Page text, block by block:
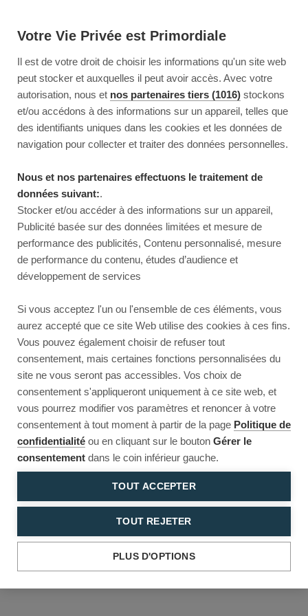
Votre Vie Privée est Primordiale
Il est de votre droit de choisir les informations qu'un site web
peut stocker et auxquelles il peut avoir accès. Avec votre
autorisation, nous et nos partenaires tiers (1016) stockons
et/ou accédons à des informations sur un appareil, telles que
des identifiants uniques dans les cookies et les données de
navigation pour collecter et traiter des données personnelles.
Nous et nos partenaires effectuons le traitement de
données suivant:.
Stocker et/ou accéder à des informations sur un appareil,
Publicité basée sur des données limitées et mesure de
performance des publicités, Contenu personnalisé, mesure
de performance du contenu, études d’audience et
développement de services
Si vous acceptez l'un ou l'ensemble de ces éléments, vous
aurez accepté que ce site Web utilise des cookies à ces fins.
Vous pouvez également choisir de refuser tout
consentement, mais certaines fonctions personnalisées du
site ne vous seront pas accessibles. Vos choix de
consentement s'appliqueront uniquement à ce site web, et
vous pourrez modifier vos paramètres et renoncer à votre
consentement à tout moment à partir de la page Politique de
confidentialité ou en cliquant sur le bouton Gérer le
consentement dans le coin inférieur gauche.
TOUT ACCEPTER
TOUT REJETER
PLUS D'OPTIONS
Reload to try again, or go back.
Reload Back